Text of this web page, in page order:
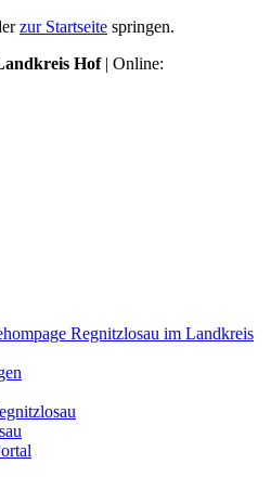
zur Startseite springen.
Hof| Online: